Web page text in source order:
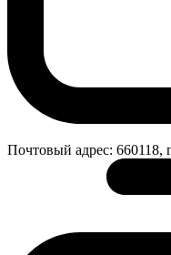
Почтовый адрес: 660118,